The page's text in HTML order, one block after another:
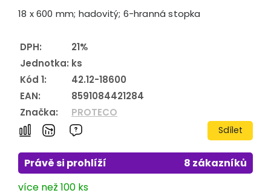
18 x 600 mm; hadovitý; 6-hranná stopka
DPH:
21%
Jednotka: ks
Kód 1:
42.12-18600
EAN:
8591084421284
Značka:
PROTECO
Sdílet
Právě si prohlíží
8 zákazníků
více než 100 ks